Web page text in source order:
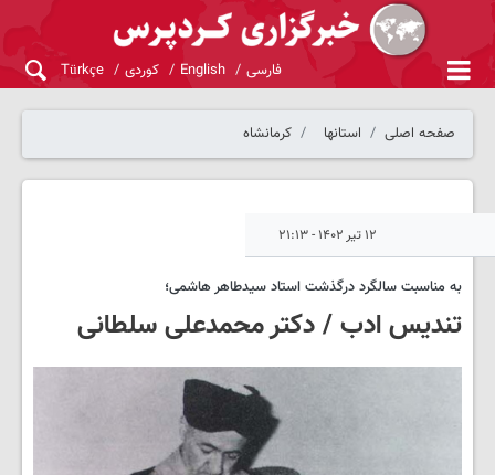
فارسی English کوردی Türkçe
صفحه اصلی استانها کرمانشاه
۱۲ تیر ۱۴۰۲ - ۲۱:۱۳
به مناسبت سالگرد درگذشت استاد سیدطاهر هاشمی؛
تندیس ادب / دکتر محمدعلی سلطانی